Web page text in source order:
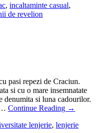
, incaltaminte casual,
de revelion
pasi repezi de Craciun.
si cu o mare insemnatate
denumita si luna cadourilor.
Continue Reading →
lenjerie, lenjerie